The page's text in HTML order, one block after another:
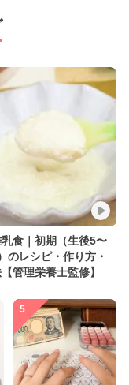
食｜初期（生後5〜
のレシピ・作り方・
管理栄養士監修】
5